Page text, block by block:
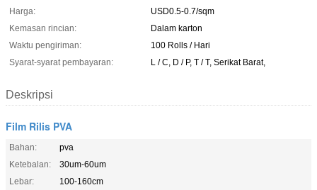
Harga:
USD0.5-0.7/sqm
Kemasan rincian:
Dalam karton
Waktu pengiriman:
100 Rolls / Hari
Syarat-syarat pembayaran:
L / C, D / P, T / T, Serikat Barat,
Deskripsi
Film Rilis PVA
Bahan:
pva
Ketebalan:
30um-60um
Lebar:
100-160cm